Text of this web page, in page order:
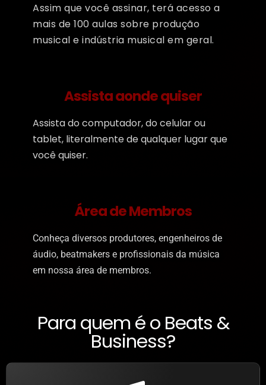
Assim que você assinar, terá acesso a
mais de 100 aulas sobre produção
musical e indústria musical em geral.
Assista aonde quiser
Assista do computador, do celular ou
tablet, literalmente de qualquer lugar que
você quiser.
Área de Membros
Conheça diversos produtores, engenheiros de
áudio, beatmakers e profissionais da música
em nossa área de membros.
Para quem é o Beats &
Business?